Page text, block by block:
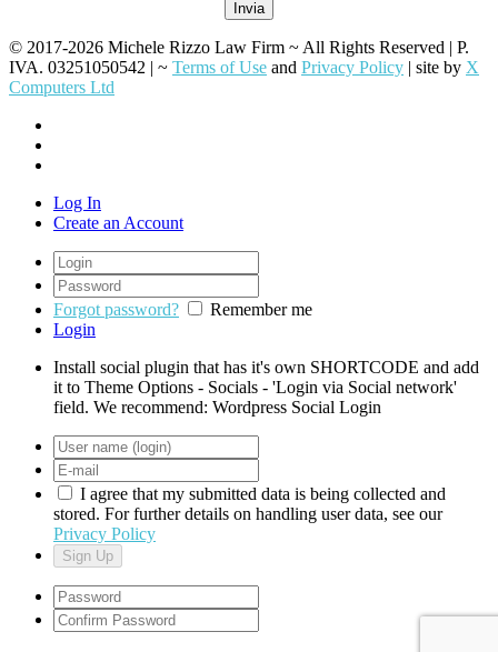
© 2017-2026 Michele Rizzo Law Firm ~ All Rights Reserved | P.
IVA. 03251050542 | ~ Terms of Use and Privacy Policy | site by X
Computers Ltd
Log In
Create an Account
Forgot password?
Remember me
Login
Install social plugin that has it's own SHORTCODE and add
it to Theme Options - Socials - 'Login via Social network'
field. We recommend: Wordpress Social Login
I agree that my submitted data is being collected and
stored. For further details on handling user data, see our
Privacy Policy